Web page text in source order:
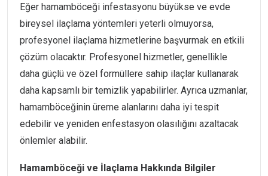
Eğer hamamböceği infestasyonu büyükse ve evde
bireysel ilaçlama yöntemleri yeterli olmuyorsa,
profesyonel ilaçlama hizmetlerine başvurmak en etkili
çözüm olacaktır. Profesyonel hizmetler, genellikle
daha güçlü ve özel formüllere sahip ilaçlar kullanarak
daha kapsamlı bir temizlik yapabilirler. Ayrıca uzmanlar,
hamamböceğinin üreme alanlarını daha iyi tespit
edebilir ve yeniden enfestasyon olasılığını azaltacak
önlemler alabilir.
Hamamböceği ve İlaçlama Hakkında Bilgiler